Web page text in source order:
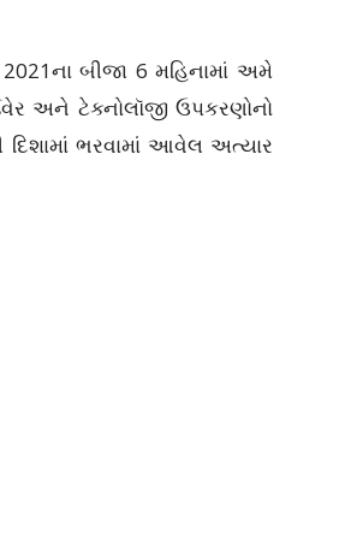
બીજા 6 મહિનામાં અમે
અને ટેક્નોલૉજી ઉપકરણોનો
દિશામાં ભરવામાં આવેલ અત્યાર